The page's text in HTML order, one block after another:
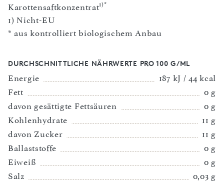
Karottensaftkonzentrat1)*
1) Nicht-EU
* aus kontrolliert biologischem Anbau
DURCHSCHNITTLICHE NÄHRWERTE PRO 100 G/ML
Energie
187 kJ / 44 kcal
Fett
0 g
davon gesättigte Fettsäuren
0 g
Kohlenhydrate
11 g
davon Zucker
11 g
Ballaststoffe
0 g
Eiweiß
0 g
Salz
0,03 g